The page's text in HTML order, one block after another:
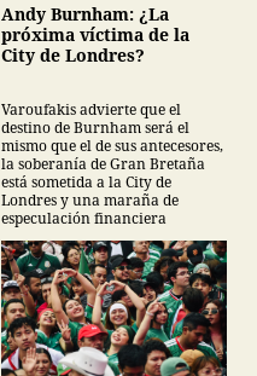
Andy Burnham: ¿La
próxima víctima de la
City de Londres?
Varoufakis advierte que el
destino de Burnham será el
mismo que el de sus antecesores,
la soberanía de Gran Bretaña
está sometida a la City de
Londres y una maraña de
especulación financiera